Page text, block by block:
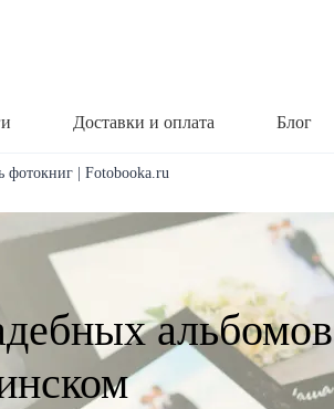
Доставки и оплата Блог
фотокниг | Fotobooka.ru
альбомов